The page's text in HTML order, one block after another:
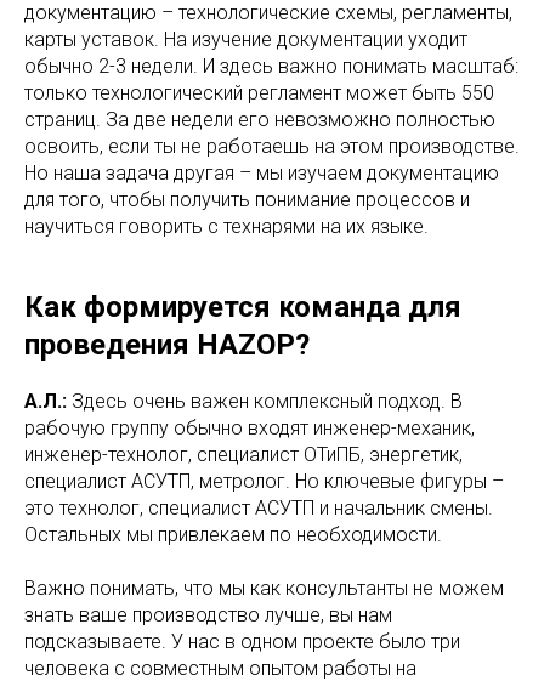
документацию – технологические схемы, регламенты,
карты уставок. На изучение документации уходит
обычно 2-3 недели. И здесь важно понимать масштаб:
только технологический регламент может быть 550
страниц. За две недели его невозможно полностью
освоить, если ты не работаешь на этом производстве.
Но наша задача другая – мы изучаем документацию
для того, чтобы получить понимание процессов и
научиться говорить с технарями на их языке.
Как формируется команда для
проведения HAZOP?
А.Л.: Здесь очень важен комплексный подход. В
рабочую группу обычно входят инженер-механик,
инженер-технолог, специалист ОТиПБ, энергетик,
специалист АСУТП, метролог. Но ключевые фигуры –
это технолог, специалист АСУТП и начальник смены.
Остальных мы привлекаем по необходимости.
Важно понимать, что мы как консультанты не можем
знать ваше производство лучше, вы нам
подсказываете. У нас в одном проекте было три
человека с совместным опытом работы на